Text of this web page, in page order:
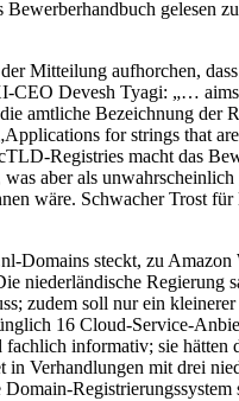
gelesen
Mitteilung aufhorchen,
Devesh Tyagi: „… aims
amtliche Bezeichnung
for strings that
Registries macht das
aber als
wäre. Schwacher Trost
steckt, zu
Regierung
zudem soll nur ein
16 Cloud-Service-
informativ; sie
Verhandlungen mit drei